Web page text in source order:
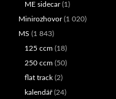
ME sidecar(1)
Minirozhovor(1 020)
MS (1 843)
125 ccm (18)
250 ccm (50)
flat track (2)
kalendář(24)